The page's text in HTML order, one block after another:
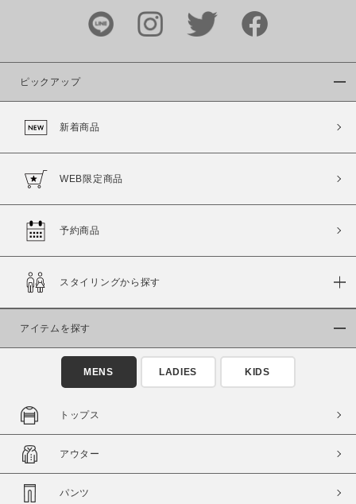
価格
商品タイプ
通常商品
在庫
在庫あり 在庫なし含む
ピックアップ
新着商品
WEB限定商品
予約商品
スタイリングから探す
アイテムを探す
MENS LADIES KIDS
トップス
アウター
パンツ